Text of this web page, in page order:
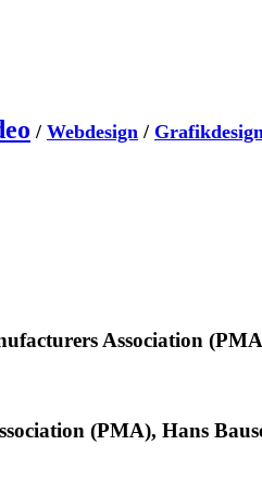
/ Webdesign / Grafikdesign
Association
(PMA), Hans